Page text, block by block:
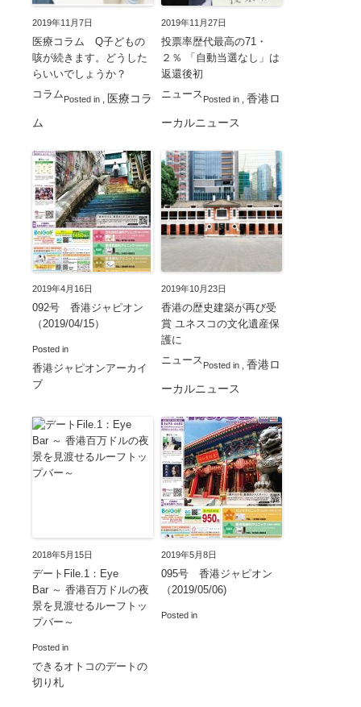
2019年11月7日
医療コラム Q子どもの
咳が続きます。どうした
らいいでしょうか？
Posted in
コラム , 医療コラ
ム
2019年11月27日
投票率歴代最高の71・
２％ 「自動当選なし」は
返還後初
Posted in
ニュース , 香港ロ
ーカルニュース
2019年4月16日
092号 香港ジャピオン
（2019/04/15）
Posted in
香港ジャピオンアーカイ
ブ
2019年10月23日
香港の歴史建築が再び受
賞 ユネスコの文化遺産保
護に
Posted in
ニュース , 香港ロ
ーカルニュース
2018年5月15日
デートFile.1：Eye
Bar ～ 香港百万ドルの夜
景を見渡せるルーフトッ
プバー～
Posted in
できるオトコのデートの
切り札
2019年5月8日
095号 香港ジャピオン
（2019/05/06)
Posted in